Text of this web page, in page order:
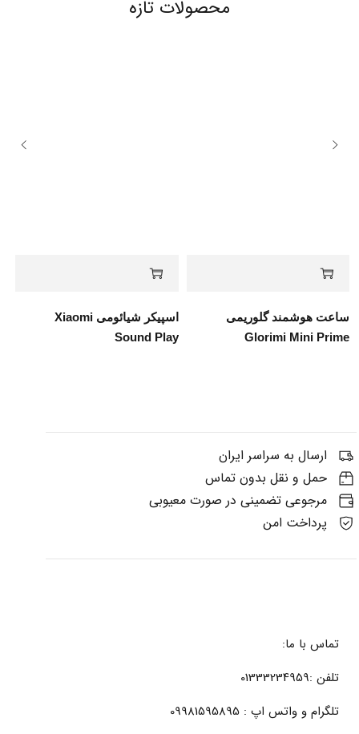
محصولات تازه
ساعت هوشمند گلوریمی
Glorimi Mini Prime
اسپیکر شیائومی Xiaomi
Sound Play
ارسال به سراسر ایران
حمل و نقل بدون تماس
مرجوعی تضمینی در صورت معیوبی
پرداخت امن
تماس با ما:
تلفن :01333234959
تلگرام و واتس اپ : 09981595895